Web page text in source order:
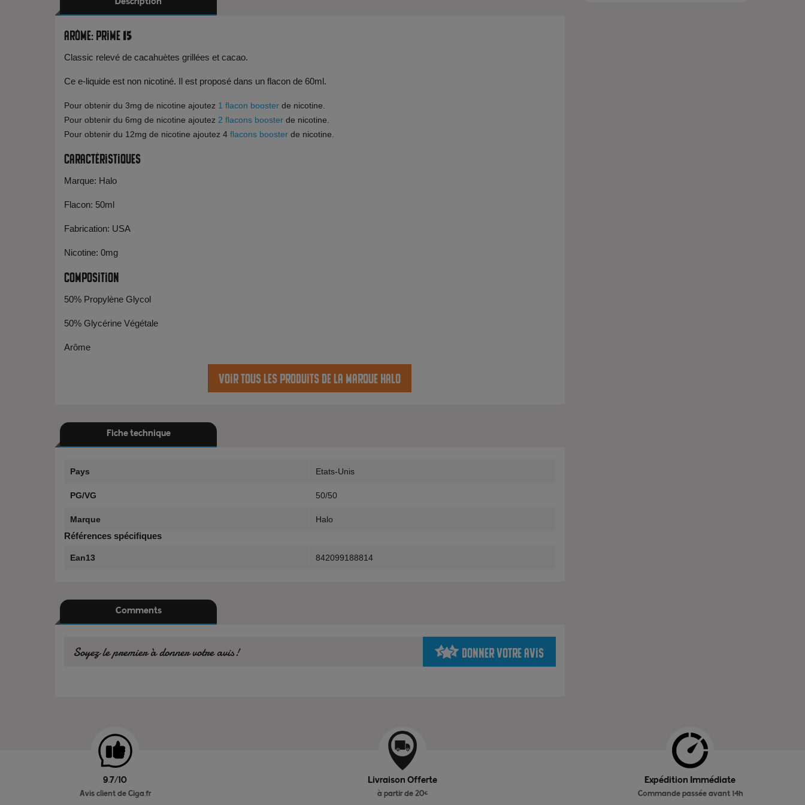
Description
Arôme: Prime 15
Classic relevé de cacahuètes grillées et cacao.
Ce e-liquide est non nicotiné. Il est proposé dans un flacon de 60ml.
Pour obtenir du 3mg de nicotine ajoutez 1 flacon booster de nicotine.
Pour obtenir du 6mg de nicotine ajoutez 2 flacons booster de nicotine.
Pour obtenir du 12mg de nicotine ajoutez 4 flacons booster de nicotine.
Caractéristiques
Marque: Halo
Flacon: 50ml
Fabrication: USA
Nicotine: 0mg
Composition
50% Propylène Glycol
50% Glycérine Végétale
Arôme
Voir tous les produits de la marque Halo
Fiche technique
Pays Etats-Unis
PG/VG 50/50
Marque Halo
Références spécifiques
Ean13 842099188814
Comments
Soyez le premier à donner votre avis! Donner votre avis
9.7/10
Avis client de Ciga.fr
Livraison Offerte
à partir de 20€
Expédition Immédiate
Commande passée avant 14h